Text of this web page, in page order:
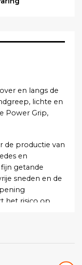
en langs de
lichte en
Power Grip,
de productie van
en
getande
sneden en de
het risico op
zijn ideaal